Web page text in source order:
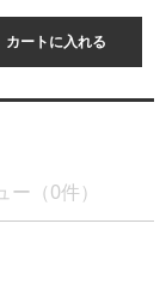
カートに入れる
ー（0件）